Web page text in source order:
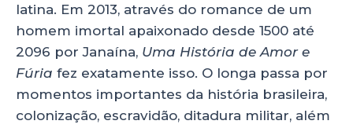
latina. Em 2013, através do romance de um
homem imortal apaixonado desde 1500 até
2096 por Janaína, Uma História de Amor e
Fúria fez exatamente isso. O longa passa por
momentos importantes da história brasileira,
colonização, escravidão, ditadura militar, além